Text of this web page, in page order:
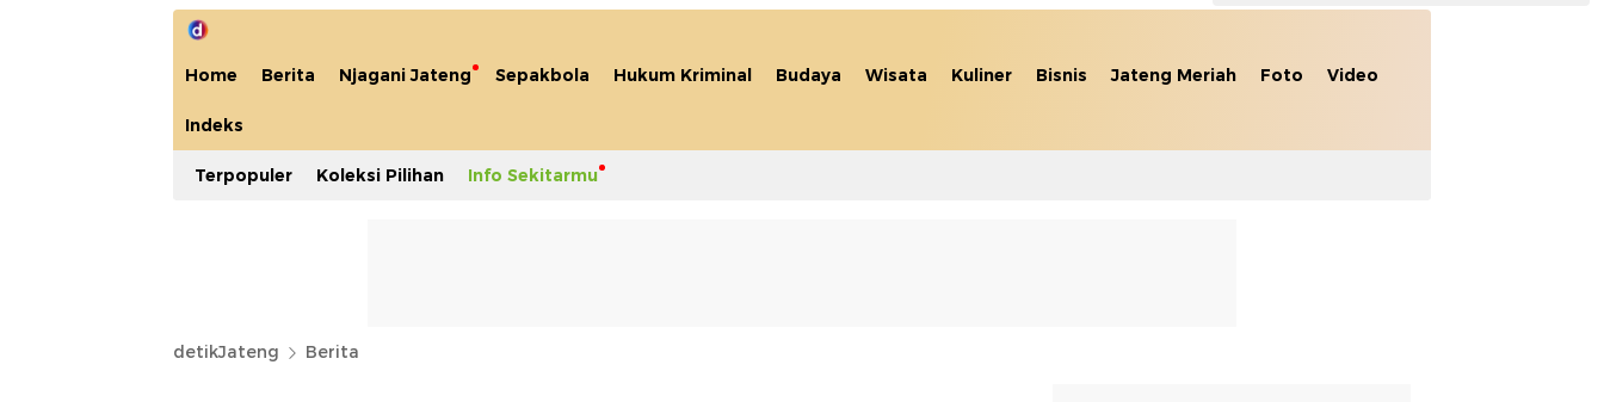
Home Berita Njagani Jateng Sepakbola Hukum Kriminal Budaya Wisata Kuliner Bisnis Jateng Meriah Foto Video
Indeks
Terpopuler Koleksi Pilihan Info Sekitarmu
detikJateng Berita